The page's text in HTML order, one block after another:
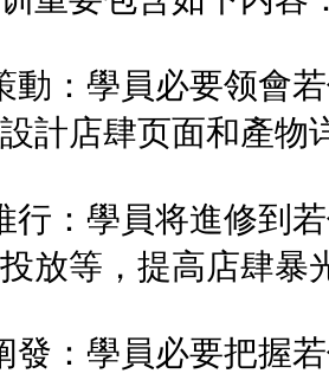
動：學員必要领會
計店肆页面和產物
行：學員将進修到
放等，提高店肆暴
發：學員必要把握